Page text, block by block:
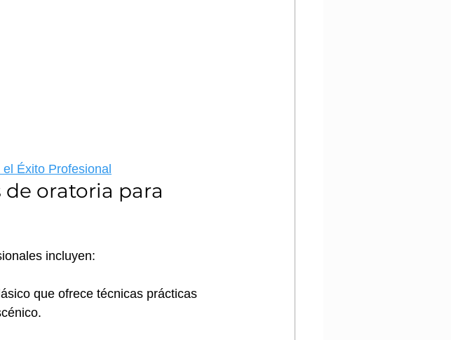
Éxito Profesional
de oratoria para
incluyen:
que ofrece técnicas prácticas